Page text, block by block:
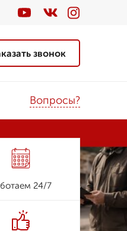
звонок
Вопросы?
24/7